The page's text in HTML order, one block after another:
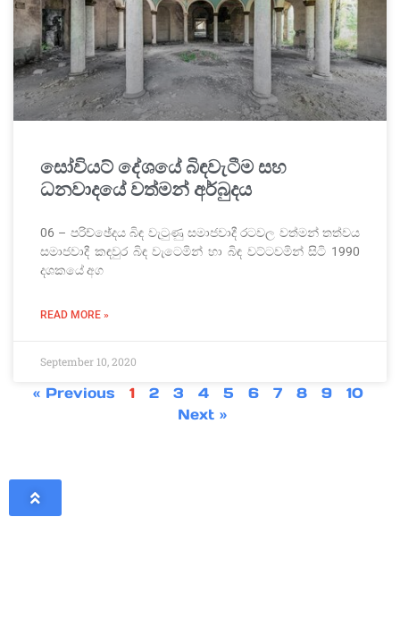
සෝවියට් දේශයේ බිඳවැටීම සහ
ධනවාදයේ වත්මන් අර්බුදය
06 – පරිච්ඡේදය බිඳ වැටුණු සමාජවාදී රටවල වත්මන් තත්වය
සමාජවාදී කඳවුර බිඳ වැටෙමින් හා බිඳ වට්ටවමින් සිටි 1990
දශකයේ අග
READ MORE »
September 10, 2020
« Previous 1 2 3 4 5 6 7 8 9
10
Next »